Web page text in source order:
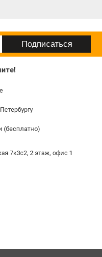
(бесплатно)
7к3с2, 2 этаж, офис 1